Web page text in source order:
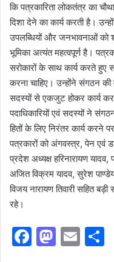
कि पत्रकारिता लोकतंत्र का
दिशा देने का कार्य करती है।
उपलब्धियों और जनभावनाओं को
भूमिका अत्यंत महत्वपूर्ण है।
सरोकारों के साथ कार्य करते हुए
करना चाहिए। उन्होंने संगठन की
सदस्यों से एकजुट होकर कार्य
पदाधिकारियों एवं सदस्यों ने
हितों के लिए निरंतर कार्य करने
पत्रकारों को अंगवस्त्र, पेन एवं
प्रदेश अध्यक्ष हरिनारायण यादव,
अजित विक्रम यादव, सुरेश
विजय नारायण तिवारी सहित
रहे।
F
M E